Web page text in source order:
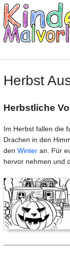
Herbst
Herbstliche
Im Herbst fallen die
Drachen in den
denWinter an. Für
hervor nehmen und